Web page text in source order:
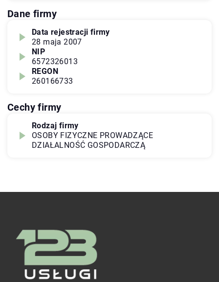
Dane firmy
Data rejestracji firmy
28 maja 2007
NIP
6572326013
REGON
260166733
Cechy firmy
Rodzaj firmy
OSOBY FIZYCZNE PROWADZĄCE
DZIAŁALNOŚĆ GOSPODARCZĄ